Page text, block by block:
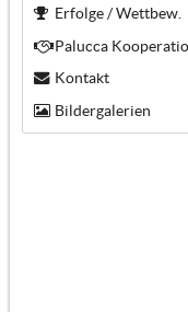
Erfolge / Wettbew.
Palucca
Kontakt
Bildergalerien